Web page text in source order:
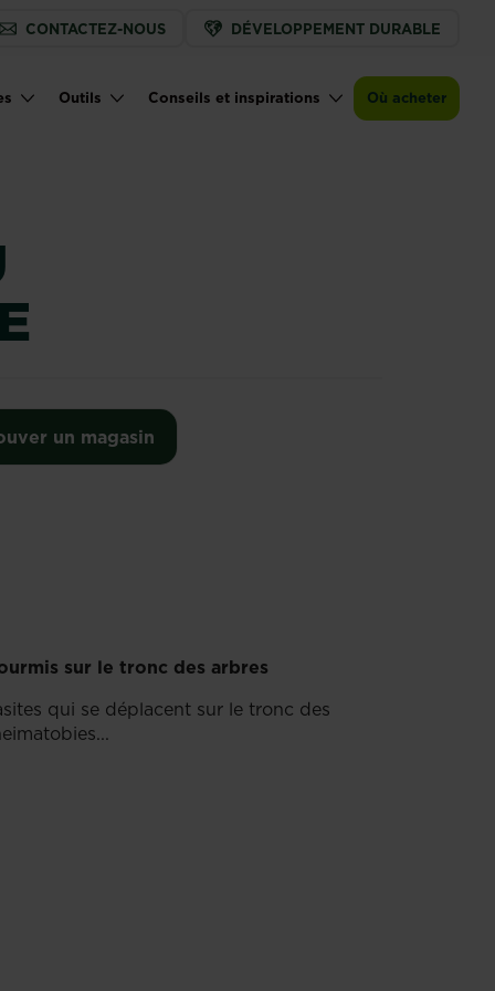
CONTACTEZ-NOUS DÉVELOPPEMENT DURABLE
Outils Conseils et inspirations Où acheter
un magasin
sur le tronc des arbres
qui se déplacent sur le tronc des
Trouver un magasin